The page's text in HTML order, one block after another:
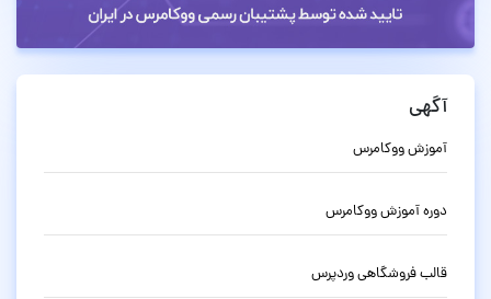
آگهی
آموزش ووکامرس
دوره آموزش ووکامرس
قالب فروشگاهی وردپرس